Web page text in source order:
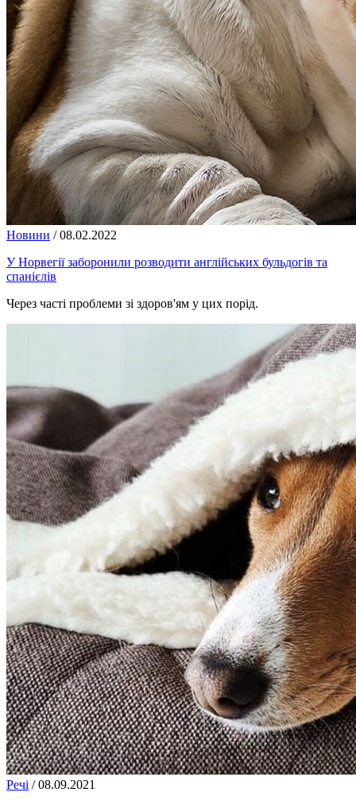
Новини / 08.02.2022
У Норвегії заборонили розводити англійських бульдогів та
спанієлів
Через часті проблеми зі здоров'ям у цих порід.
Речі / 08.09.2021